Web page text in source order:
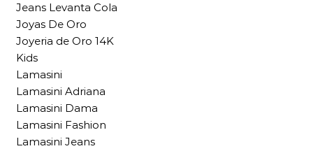
Jeans Levanta Cola
Joyas De Oro
Joyeria de Oro 14K
Kids
Lamasini
Lamasini Adriana
Lamasini Dama
Lamasini Fashion
Lamasini Jeans